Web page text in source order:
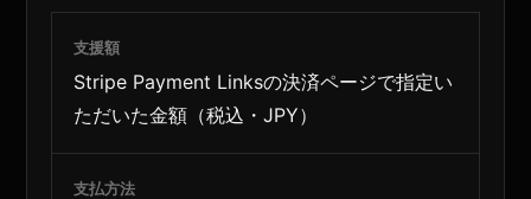
支援額
Stripe Payment Linksの決済ページで指定い
ただいた金額（税込・JPY）
支払方法